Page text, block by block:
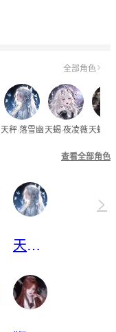
全部角色
天秤·落雪幽天蝎·夜凌薇天蝎·
查看全部角色
天秤·落雪幽
>